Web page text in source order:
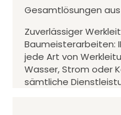
Gesamtlösungen
Zuverlässiger
Baumeisterarbeiten:
jede Art von
Wasser, Strom oder
sämtliche